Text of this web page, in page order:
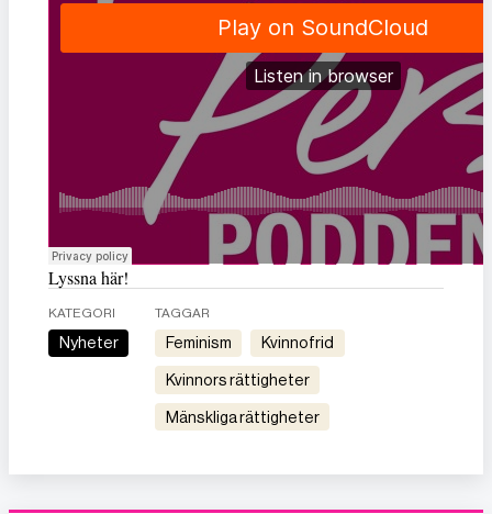
Lyssna här!
KATEGORI
Nyheter
TAGGAR
feminism kvinnofrid
kvinnors rättigheter
mänskliga rättigheter